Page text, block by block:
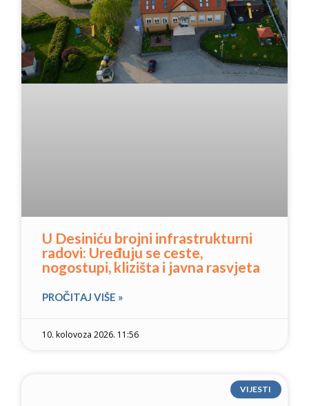
U Desiniću brojni infrastrukturni
radovi: Uređuju se ceste,
nogostupi, klizišta i javna rasvjeta
PROČITAJ VIŠE »
10. kolovoza 2026. 11:56
VIJESTI